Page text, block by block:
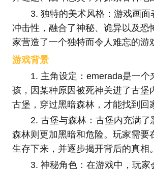
3. 独特的美术风格：游戏画面
冲击性，融合了神秘、诡异以及恐
家营造了一个独特而令人难忘的游
游戏背景
1. 主角设定：emerada是一个
孩，因某种原因被死神关进了古堡
古堡，穿过黑暗森林，才能找到回
2. 古堡与森林：古堡内充满了
森林则更加黑暗和危险。玩家需要
生存下来，并逐步揭开背后的真相。
3. 神秘角色：在游戏中，玩家